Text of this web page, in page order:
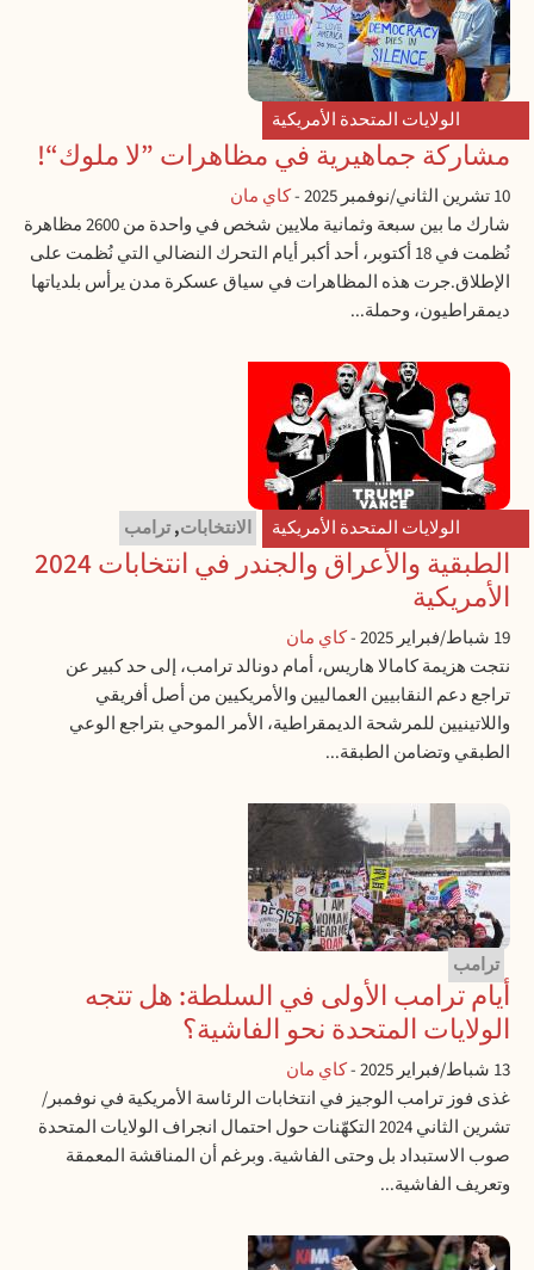
الولايات المتحدة الأمريكية
مشاركة جماهيرية في مظاهرات ”لا ملوك“!
10 تشرين الثاني/نوفمبر 2025 -كاي مان
شارك ما بين سبعة وثمانية ملايين شخص في واحدة من 2600 مظاهرة
نُظمت في 18 أكتوبر، أحد أكبر أيام التحرك النضالي التي نُظمت على
الإطلاق.جرت هذه المظاهرات في سياق عسكرة مدن يرأس بلدياتها
ديمقراطيون، وحملة...
الولايات المتحدة الأمريكية الانتخابات,ترامب
الطبقية والأعراق والجندر في انتخابات 2024
الأمريكية
19 شباط/فبراير 2025 -كاي مان
نتجت هزيمة كامالا هاريس، أمام دونالد ترامب، إلى حد كبير عن
تراجع دعم النقابيين العماليين والأمريكيين من أصل أفريقي
واللاتينيين للمرشحة الديمقراطية، الأمر الموحي بتراجع الوعي
الطبقي وتضامن الطبقة...
ترامب
أيام ترامب الأولى في السلطة: هل تتجه
الولايات المتحدة نحو الفاشية؟
13 شباط/فبراير 2025 -كاي مان
غذى فوز ترامب الوجيز في انتخابات الرئاسة الأمريكية في نوفمبر/
تشرين الثاني 2024 التكهّنات حول احتمال انجراف الولايات المتحدة
صوب الاستبداد بل وحتى الفاشية. وبرغم أن المناقشة المعمقة
وتعريف الفاشية...